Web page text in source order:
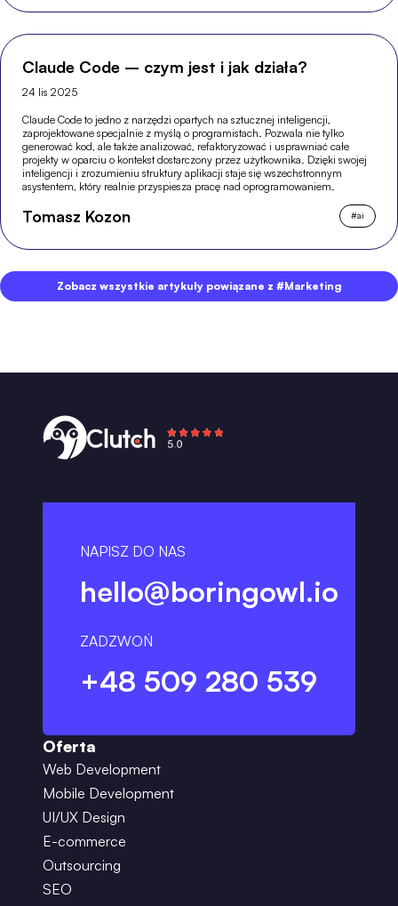
Claude Code – czym jest i jak działa?
24 lis 2025
Claude Code to jedno z narzędzi opartych na sztucznej inteligencji,
zaprojektowane specjalnie z myślą o programistach. Pozwala nie tylko
generować kod, ale także analizować, refaktoryzować i usprawniać całe
projekty w oparciu o kontekst dostarczony przez użytkownika. Dzięki swojej
inteligencji i zrozumieniu struktury aplikacji staje się wszechstronnym
asystentem, który realnie przyspiesza pracę nad oprogramowaniem.
Tomasz Kozon #ai
Zobacz wszystkie artykuły powiązane z #Marketing
NAPISZ DO NAS
hello@boringowl.io
ZADZWOŃ
+48 509 280 539
Oferta
Web Development
Mobile Development
UI/UX Design
E-commerce
Outsourcing
SEO